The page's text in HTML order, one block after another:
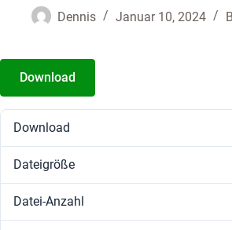
Dennis Januar 10, 2024
Download
Download
Dateigröße
Datei-Anzahl